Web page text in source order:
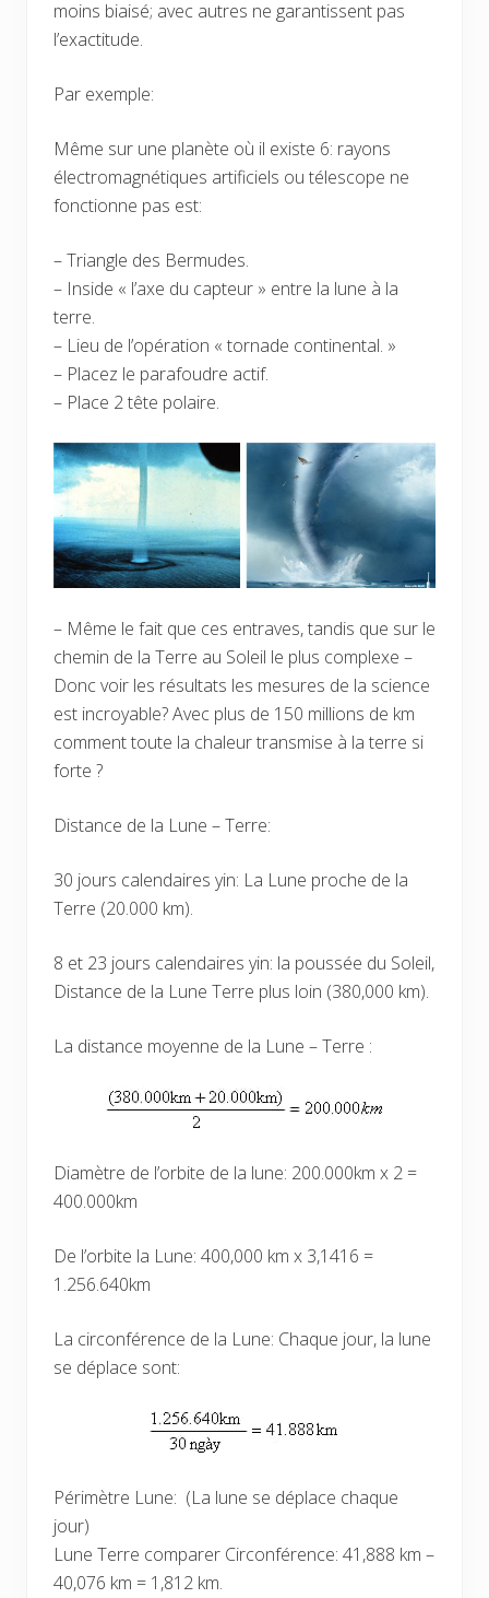
moins biaisé; avec autres ne garantissent pas
l’exactitude.
Par exemple:
Même sur une planète où il existe 6: rayons
électromagnétiques artificiels ou télescope ne
fonctionne pas est:
– Triangle des Bermudes.
– Inside « l’axe du capteur » entre la lune à la
terre.
– Lieu de l’opération « tornade continental. »
– Placez le parafoudre actif.
– Place 2 tête polaire.
– Même le fait que ces entraves, tandis que sur le
chemin de la Terre au Soleil le plus complexe –
Donc voir les résultats les mesures de la science
est incroyable? Avec plus de 150 millions de km
comment toute la chaleur transmise à la terre si
forte ?
Distance de la Lune – Terre:
30 jours calendaires yin: La Lune proche de la
Terre (20.000 km).
8 et 23 jours calendaires yin: la poussée du Soleil,
Distance de la Lune Terre plus loin (380,000 km).
La distance moyenne de la Lune – Terre :
Diamètre de l’orbite de la lune: 200.000km x 2 =
400.000km
De l’orbite la Lune: 400,000 km x 3,1416 =
1.256.640km
La circonférence de la Lune: Chaque jour, la lune
se déplace sont:
Périmètre Lune: (La lune se déplace chaque
jour)
Lune Terre comparer Circonférence: 41,888 km –
40,076 km = 1,812 km.